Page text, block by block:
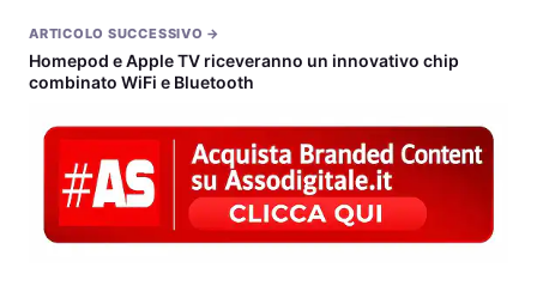
ARTICOLO SUCCESSIVO →
Homepod e Apple TV riceveranno un innovativo chip
combinato WiFi e Bluetooth